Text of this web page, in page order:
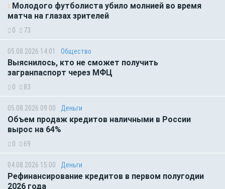
Молодого футболиста убило молнией во время
матча на глазах зрителей
0 73
05.08.2026 14:01 Общество
Выяснилось, кто не сможет получить
загранпаспорт через МФЦ
0 83
05.08.2026 09:00 Деньги
Объем продаж кредитов наличными в России
вырос на 64%
0 69
04.08.2026 15:00 Деньги
Рефинансирование кредитов в первом полугодии
2026 года